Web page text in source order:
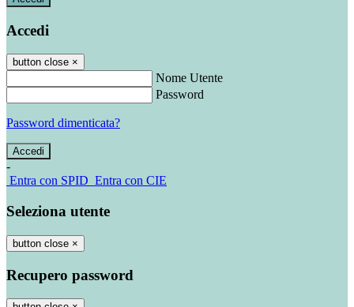
Accedi
button close ×
Nome Utente
Password
Password dimenticata?
-
Entra con SPID Entra con CIE
Seleziona utente
button close ×
Recupero password